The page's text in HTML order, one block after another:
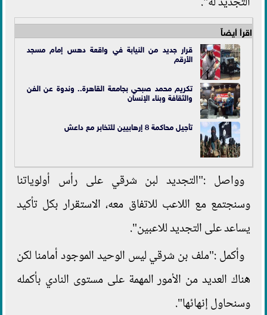
اقرأ أيضاً
قرار جديد من النيابة في واقعة دهس إمام مسجد
الأرقم
تكريم محمد صبحي بجامعة القاهرة.. وندوة عن الفن
والثقافة وبناء الإنسان
تأجيل محاكمة 8 إرهابيين للتخابر مع داعش
وواصل :"التجديد لبن شرقي على رأس أولوياتنا
وسنجتمع مع اللاعب للاتفاق معه، الاستقرار بكل تأكيد
يساعد على التجديد للاعبين".
وأكمل :"ملف بن شرقي ليس الوحيد الموجود أمامنا لكن
هناك العديد من الأمور المهمة على مستوى النادي بأكمله
وسنحاول إنهائها".